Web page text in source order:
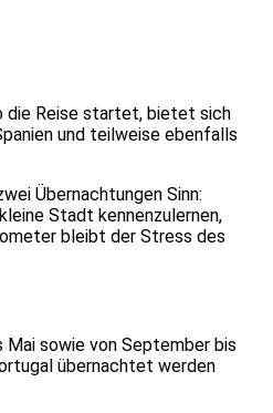
die Reise startet, bietet sich
und teilweise ebenfalls
Übernachtungen Sinn:
Stadt kennenzulernen,
bleibt der Stress des
Mai sowie von September bis
übernachtet werden